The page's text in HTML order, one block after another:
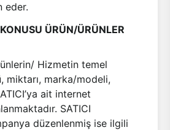
eder.
ÜRÜN/ÜRÜNLER
Hizmetin temel
miktarı, marka/modeli,
ait internet
SATICI
düzenlenmiş ise ilgili